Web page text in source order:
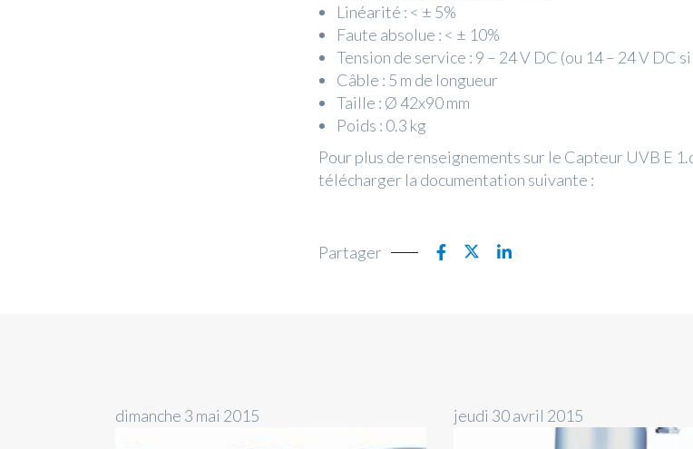
Linéarité : < ± 5%
Faute absolue : < ± 10%
Tension de service : 9 – 24 V DC (ou 14 – 24 V DC
Câble : 5 m de longueur
Taille : Ø 42x90 mm
Poids : 0.3 kg
Pour plus de renseignements sur le Capteur UVB E
télécharger la documentation suivante :
Partager
dimanche 3 mai 2015 jeudi 30 avril 2015